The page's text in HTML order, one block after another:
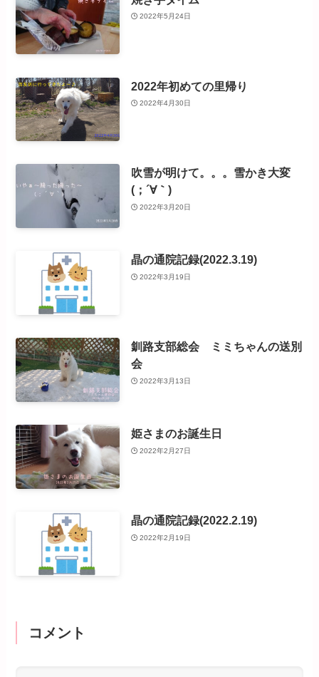
2022年5月24日
2022年初めての里帰り
2022年4月30日
吹雪が明けて。。。雪かき大変
(；´∀｀)
2022年3月20日
晶の通院記録(2022.3.19)
2022年3月19日
釧路支部総会 ミミちゃんの送別
会
2022年3月13日
姫さまのお誕生日
2022年2月27日
晶の通院記録(2022.2.19)
2022年2月19日
コメント